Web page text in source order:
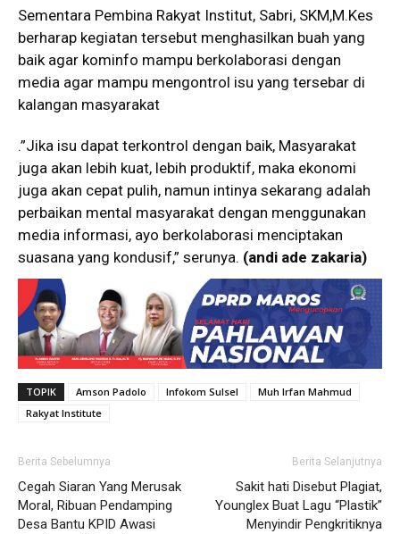
Sementara Pembina Rakyat Institut, Sabri, SKM,M.Kes
berharap kegiatan tersebut menghasilkan buah yang
baik agar kominfo mampu berkolaborasi dengan
media agar mampu mengontrol isu yang tersebar di
kalangan masyarakat
.”Jika isu dapat terkontrol dengan baik, Masyarakat
juga akan lebih kuat, lebih produktif, maka ekonomi
juga akan cepat pulih, namun intinya sekarang adalah
perbaikan mental masyarakat dengan menggunakan
media informasi, ayo berkolaborasi menciptakan
suasana yang kondusif,” serunya. (andi ade zakaria)
TOPIK Amson Padolo Infokom Sulsel
Muh Irfan Mahmud
Rakyat Institute
Berita Sebelumnya
Cegah Siaran Yang Merusak
Moral, Ribuan Pendamping
Desa Bantu KPID Awasi
Berita Selanjutnya
Sakit hati Disebut Plagiat,
Younglex Buat Lagu “Plastik”
Menyindir Pengkritiknya